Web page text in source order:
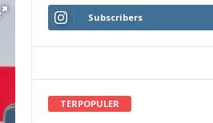
Subscribers